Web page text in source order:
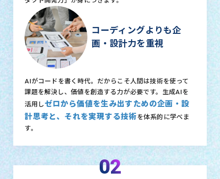
コーディングよりも企
画・設計力を重視
AIがコードを書く時代。だからこそ人間は技術を使って
課題を解決し、価値を創造する力が必要です。生成AIを
活用しゼロから価値を生み出すための企画・設
計思考と、それを実現する技術を体系的に学べま
す。
02